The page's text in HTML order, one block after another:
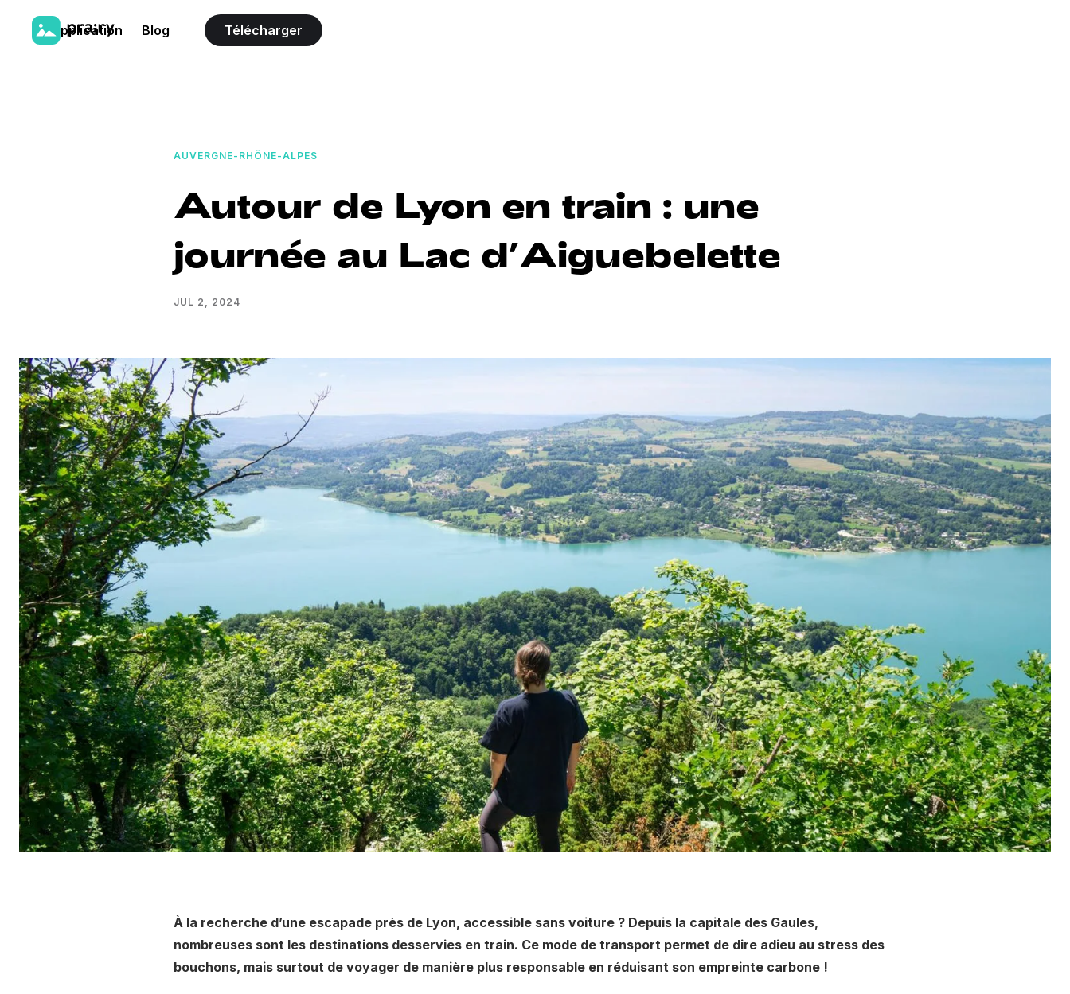
L'application Blog Télécharger
AUVERGNE-RHÔNE-ALPES
Autour de Lyon en train : une
journée au Lac d’Aiguebelette
JUL 2, 2024
À la recherche d’une escapade près de Lyon, accessible sans voiture ? Depuis la capitale des Gaules,
nombreuses sont les destinations desservies en train. Ce mode de transport permet de dire adieu au stress des
bouchons, mais surtout de voyager de manière plus responsable en réduisant son empreinte carbone !